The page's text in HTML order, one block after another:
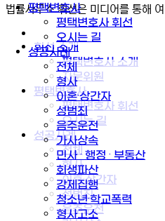
평택변호사
평택변호사 휘선
오시는 길
성공사례
전체
형사
이혼·상간자
성범죄
음주운전
가사상속
민사 · 행정 · 부동산
회생파산
강제집행
청소년·학교폭력
형사고소
법률사무소 휘선은 미디어를 통해
휘선 소개
평택변호사 소개
자문위원
평택변호사
평택변호사 휘선
오시는 길
성공사례
전체
형사
이혼·상간자
성범죄
음주운전